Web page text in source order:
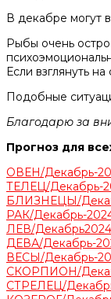
В декабре могут
Рыбы очень
Если взглянуть
Подобные
Благодарю за
Прогноз для
ОВЕН/Декабрь-
ТЕЛЕЦ/
БЛИЗНЕЦЫ/
РАК/Декабрь-
ЛЕВ/
ДЕВА/Декабрь-
ВЕСЫ/Декабрь-
СКОРПИОН/
СТРЕЛЕЦ/